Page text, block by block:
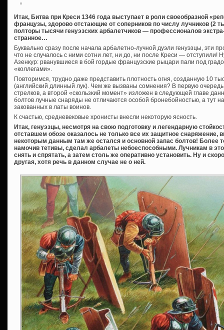
Итак, Битва при Креси 1346 года выступает в роли своеобразной
французы, здорово отстающие от соперников по числу лучников (2
полторы тысячи генуэзских арбалетчиков — профессионалов
странное…
Буквально сразу после начала арбалетно-лучной дуэли генуэзцы, эти
что не случалось с ними сотни лет, ни до, ни после Креси —
Азенкур: рванувшиеся в бой гордые французские рыцари пали под
«коллегами».
Повторимся, трудно даже представить плотность огня, созданную 10
(английский длинный лук). Чем же вызваны сомнения? В первую
стрелков, а второй «скользкий момент» изложен в следующей главе
болтов лучные снаряды не отличаются особой бронебойностью, а тут
закованных в латы воинов.
К счастью, средневековые хронисты внесли некоторую ясность.
Итак, генуэзцы, несмотря на свою подготовку и легендарную
отставшем обозе оказалось не только все их защитное
некоторым данным там же остался и основной запас болтов! Более
намочив тетивы, сделал арбалеты небоеспособными. Лучникам в
снять и спрятать, а затем столь же оперативно установить. Ну и
другая, хотя речь в данном случае не о ней.